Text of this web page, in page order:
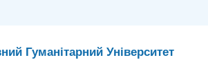
Гуманітарний Університет